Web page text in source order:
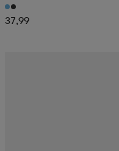
37,99